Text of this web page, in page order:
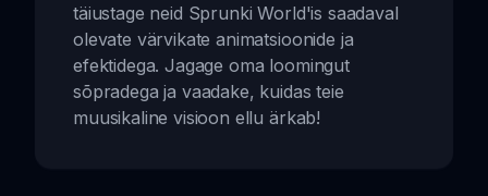
täiustage neid Sprunki World'is saadaval
olevate värvikate animatsioonide ja
efektidega. Jagage oma loomingut
sõpradega ja vaadake, kuidas teie
muusikaline visioon ellu ärkab!